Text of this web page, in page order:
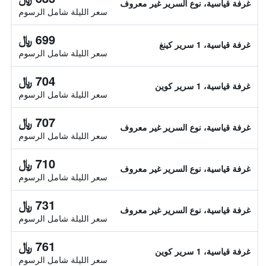
غرفة قياسية، نوع السرير غير معروف
سعر الليلة شامل الرسوم
غرفة قياسية، 1 سرير كينغ 699 ﷼
سعر الليلة شامل الرسوم
غرفة قياسية، 1 سرير كوين 704 ﷼
سعر الليلة شامل الرسوم
غرفة قياسية، نوع السرير غير معروف 707 ﷼
سعر الليلة شامل الرسوم
غرفة قياسية، نوع السرير غير معروف 710 ﷼
سعر الليلة شامل الرسوم
غرفة قياسية، نوع السرير غير معروف 731 ﷼
سعر الليلة شامل الرسوم
غرفة قياسية، 1 سرير كوين 761 ﷼
سعر الليلة شامل الرسوم